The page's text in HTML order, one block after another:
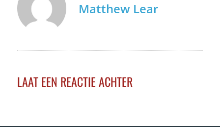
Matthew Lear
LAAT EEN REACTIE ACHTER